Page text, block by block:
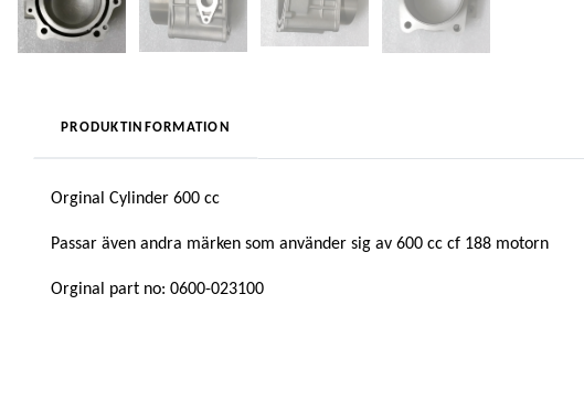
PRODUKTINFORMATION
Orginal Cylinder 600 cc
Passar även andra märken som använder sig av 600 cc cf 188 motorn
Orginal part no: 0600-023100